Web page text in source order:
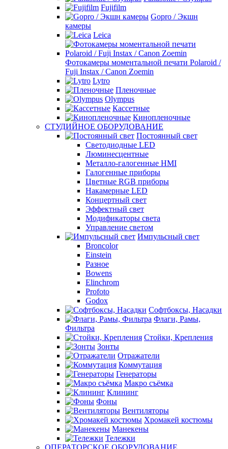
Fujifilm
Gopro / Экшн
камеры
Leica
Фотокамеры моментальной печати Polaroid /
Fuji Instax / Canon Zoemin
Lytro
Пленочные
Olympus
Кассетные
Кинопленочные
СТУДИЙНОЕ ОБОРУДОВАНИЕ
Постоянный свет
Светодиодные LED
Люминесцентные
Металло-галогенные HMI
Галогенные приборы
Цветные RGB приборы
Накамерные LED
Концертный свет
Эффектный свет
Модификаторы света
Управление светом
Импульсный свет
Broncolor
Einstein
Разное
Bowens
Elinchrom
Profoto
Godox
Софтбоксы, Насадки
Флаги, Рамы,
Фильтра
Стойки, Крепления
Зонты
Отражатели
Коммутация
Генераторы
Макро съёмка
Клининг
Фоны
Вентиляторы
Хромакей костюмы
Манекены
Тележки
ОПЕРАТОРСКОЕ ОБОРУДОВАНИЕ